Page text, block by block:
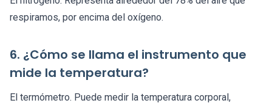
respiramos, por encima del oxígeno.
6. ¿Cómo se llama el instrumento que
mide la temperatura?
El termómetro. Puede medir la temperatura corporal,